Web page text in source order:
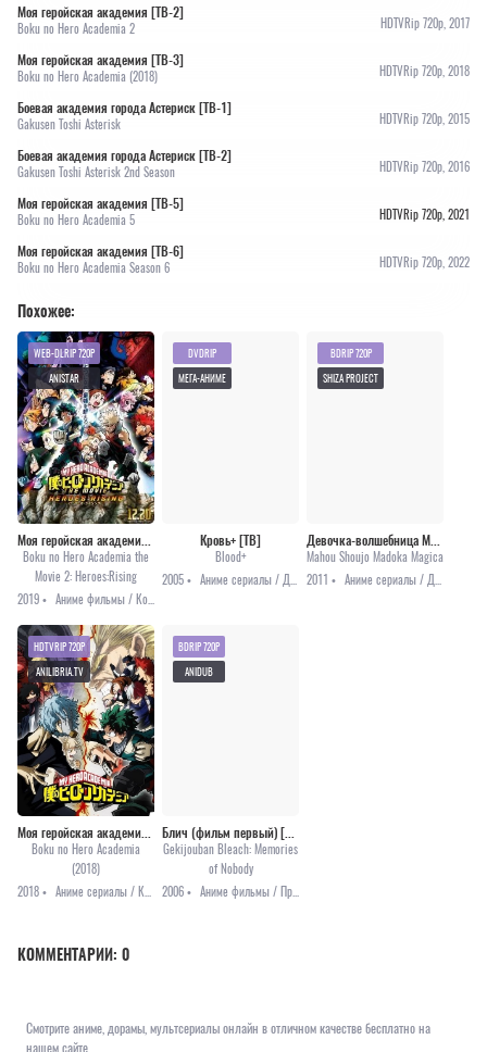
Моя геройская академия [ТВ-2]
Boku no Hero Academia 2 HDTVRip 720p, 2017
Моя геройская академия [ТВ-3]
Boku no Hero Academia (2018) HDTVRip 720p, 2018
Боевая академия города Астериск [ТВ-1]
Gakusen Toshi Asterisk HDTVRip 720p, 2015
Боевая академия города Астериск [ТВ-2]
Gakusen Toshi Asterisk 2nd Season HDTVRip 720p, 2016
Моя геройская академия [ТВ-5]
Boku no Hero Academia 5 HDTVRip 720p, 2021
Моя геройская академия [ТВ-6]
Boku no Hero Academia Season 6 HDTVRip 720p, 2022
Похожее:
Boku no Hero Academia the
Movie 2: Heroes:Rising
2019 •
WEB-DLRIP 720P
ANISTAR
Кровь+ [ТВ]
Blood+
2005 •
DVDRIP
МЕГА-АНИМЕ
Mahou Shoujo Madoka Magica
2011 •
BDRIP 720P
SHIZA PROJECT
Моя геройская академия [ТВ-3]
Boku no Hero Academia
(2018)
2018 •
Аниме сериалы / Комедия / Приключения / Сёнэн
HDTVRIP 720P
ANILIBRIA.TV
Блич (фильм первый) [2006]
Gekijouban Bleach: Memories
of Nobody
2006 •
Аниме фильмы / Приключения / Сёнэн / Фэнтези
BDRIP 720P
ANIDUB
КОММЕНТАРИИ: 0
Смотрите аниме, дорамы, мультсериалы онлайн в отличном качестве бесплатно на
нашем сайте.